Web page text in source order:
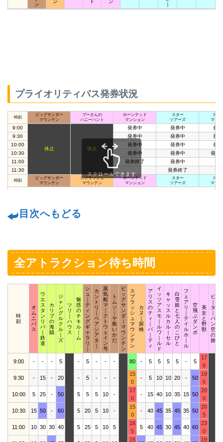
ン
ン ト ン
｜
プライオリティパス発券状況
時刻
ビッグサンダー
マウンテン
プーさんの
ハニーハント
ホーンテッド
マンション
スター
ツアーズ
スペ
マウン
9:00
休止 休止
発券中 発券中
発
9:30
発券中 発券中
発
10:00
発券中 発券中
発
10:30
発券中 発券中
発券
11:00
発券終了
発券中
11:30
発券終了
時刻
ビッグサンダー
マウンテン
スプラッシュ
マウンテン
ホーンテッド
マンション
スター
ツアーズ
スペ
マウン
スクロールできます
目次へもどる
全アトラクション待ち時間
時
刻
オ
ム
ニ
バ
ス
ウ
エ
ス
タ
ン
リ
バ
｜
鉄
道
カ
リ
ブ
の
海
賊
ジ
ャ
ン
グ
ル
ク
ル
｜
ズ
ツ
リ
｜
ハ
ウ
ス
魅
惑
の
チ
キ
ル
｜
ム
シ
ュ
｜
テ
ィ
ン
グ
ギ
ャ
ラ
リ
｜
カ
ン
ト
リ
｜
ベ
ア
シ
ア
タ
｜
蒸
気
船
マ
｜
ク
ト
ウ
ェ
イ
ン
号
ト
ム
ソ
｜
ヤ
島
い
か
だ
ビ
ッ
グ
サ
ン
ダ
｜
マ
ウ
ン
テ
ン
ス
プ
ラ
ッ
シ
ュ
マ
ウ
ン
テ
ン
カ
ヌ
｜
探
検
ア
リ
ス
の
テ
ィ
｜
パ
｜
テ
ィ
イ
ッ
ツ
ア
ス
モ
｜
ル
ワ
｜
ル
ド
キ
ャ
ッ
ス
ル
カ
ル
｜
セ
ル
白
雪
姫
と
七
人
の
こ
び
と
フ
ェ
ア
リ
｜
テ
イ
ル
ホ
｜
ル
空
飛
ぶ
ダ
ン
ボ
美
女
と
野
獣
ピ
｜
タ
｜
パ
ン
空
の
旅
9:00 - - - 5 - 5 - - - 80 - 5 5 5 5 - 5
17
0
9:30 - 15 - 20 - 5 - - -
15
0
- 5 10 10 20 - 50
19
5
10:00 5 25 - 50 5 5 5 10 -
17
0
- 15 40 10 35 15 50
20
0
10:30 15 50 - 60 5 20 5 10 -
15
0
- 40 45 35 45 35 50
20
5
11:00 10 30 30 40 5 25 5 10 5
16
5
5 40 45 30 45 40 60
23
0
15
19